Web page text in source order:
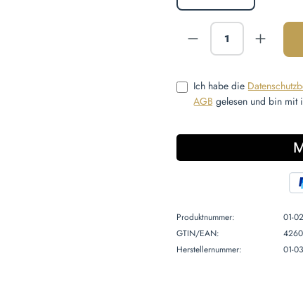
Produkt
Ich habe die
AGB gelesen und bin mit
Produktnummer:
01-
GTIN/EAN:
Herstellernummer:
01-